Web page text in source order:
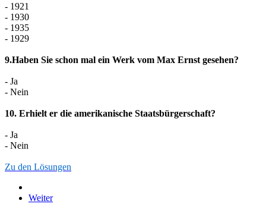
- 1921
- 1930
- 1935
- 1929
9.Haben Sie schon mal ein Werk vom Max Ernst gesehen?
- Ja
- Nein
10. Erhielt er die amerikanische Staatsbürgerschaft?
- Ja
- Nein
Zu den Lösungen
Weiter